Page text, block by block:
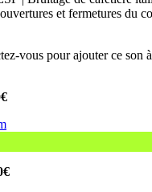
et fermetures du